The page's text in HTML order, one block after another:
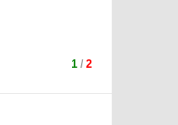
1/ 2